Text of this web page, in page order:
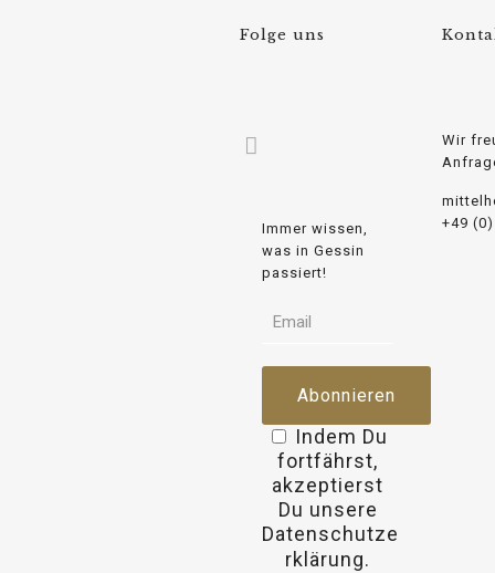
Folge uns
Immer wissen,
was in Gessin
passiert!
Indem Du
fortfährst,
akzeptierst
Du unsere
Datenschutze
relaisvih12
rklärung.
Wir
+49